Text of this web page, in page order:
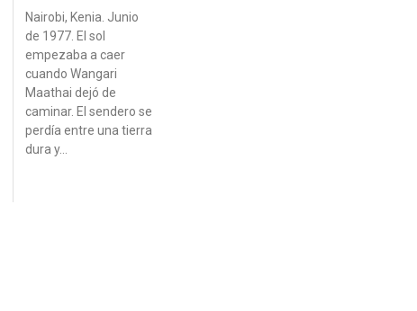
Nairobi, Kenia. Junio
de 1977. El sol
empezaba a caer
cuando Wangari
Maathai dejó de
caminar. El sendero se
perdía entre una tierra
dura y…